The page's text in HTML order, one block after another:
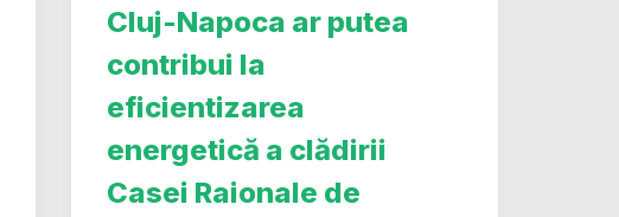
Cluj-Napoca ar putea
contribui la
eficientizarea
energetică a clădirii
Casei Raionale de